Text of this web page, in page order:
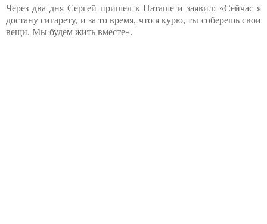
Через два дня Сергей пришел к Наташе и заявил: «Сейчас я
достану сигарету, и за то время, что я курю, ты соберешь свои
вещи. Мы будем жить вместе».